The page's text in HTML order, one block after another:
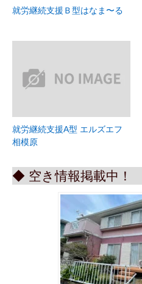
就労継続支援Ｂ型はなま〜る
就労継続支援A型 エルズエフ
相模原
◆ 空き情報掲載中！